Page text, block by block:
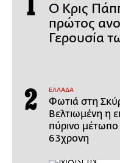
Ο Κρις
πρώτος
Γερουσία
ΕΛΛΑΔΑ
Φωτιά στη
Βελτιωμένη η
πύρινο
63χρονη